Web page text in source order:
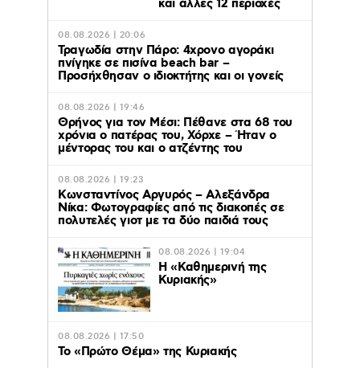
και άλλες 12 περιοχές
08.08.2026 | 20:06
Τραγωδία στην Πάρο: 4χρονο αγοράκι
πνίγηκε σε πισίνα beach bar –
Προσήχθησαν ο ιδιοκτήτης και οι γονείς
08.08.2026 | 19:46
Θρήνος για τον Μέσι: Πέθανε στα 68 του
χρόνια ο πατέρας του, Χόρχε – Ήταν ο
μέντορας του και ο ατζέντης του
08.08.2026 | 19:23
Κωνσταντίνος Αργυρός – Αλεξάνδρα
Νίκα: Φωτογραφίες από τις διακοπές σε
πολυτελές γιοτ με τα δύο παιδιά τους
08.08.2026 | 19:04
H «Καθημερινή της
Κυριακής»
08.08.2026 | 17:50
Το «Πρώτο Θέμα» της Κυριακής